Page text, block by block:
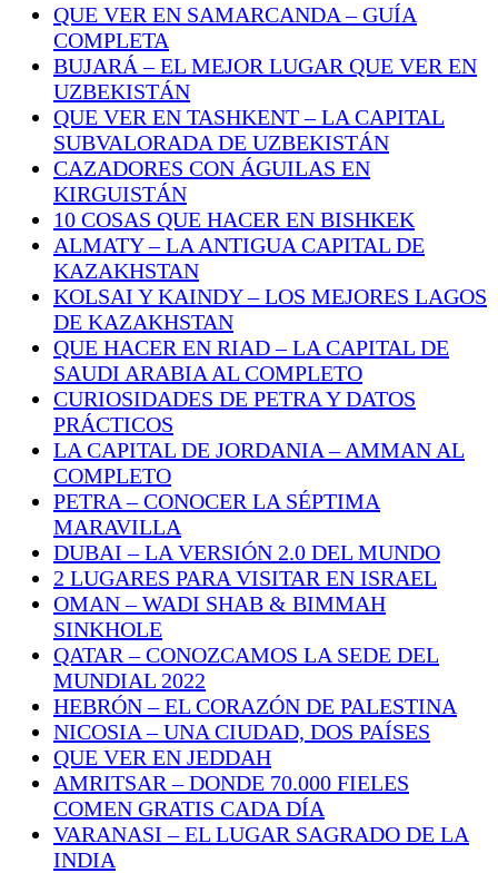
QUE VER EN SAMARCANDA – GUÍA
COMPLETA
BUJARÁ – EL MEJOR LUGAR QUE VER EN
UZBEKISTÁN
QUE VER EN TASHKENT – LA CAPITAL
SUBVALORADA DE UZBEKISTÁN
CAZADORES CON ÁGUILAS EN
KIRGUISTÁN
10 COSAS QUE HACER EN BISHKEK
ALMATY – LA ANTIGUA CAPITAL DE
KAZAKHSTAN
KOLSAI Y KAINDY – LOS MEJORES LAGOS
DE KAZAKHSTAN
QUE HACER EN RIAD – LA CAPITAL DE
SAUDI ARABIA AL COMPLETO
CURIOSIDADES DE PETRA Y DATOS
PRÁCTICOS
LA CAPITAL DE JORDANIA – AMMAN AL
COMPLETO
PETRA – CONOCER LA SÉPTIMA
MARAVILLA
DUBAI – LA VERSIÓN 2.0 DEL MUNDO
2 LUGARES PARA VISITAR EN ISRAEL
OMAN – WADI SHAB & BIMMAH
SINKHOLE
QATAR – CONOZCAMOS LA SEDE DEL
MUNDIAL 2022
HEBRÓN – EL CORAZÓN DE PALESTINA
NICOSIA – UNA CIUDAD, DOS PAÍSES
QUE VER EN JEDDAH
AMRITSAR – DONDE 70.000 FIELES
COMEN GRATIS CADA DÍA
VARANASI – EL LUGAR SAGRADO DE LA
INDIA